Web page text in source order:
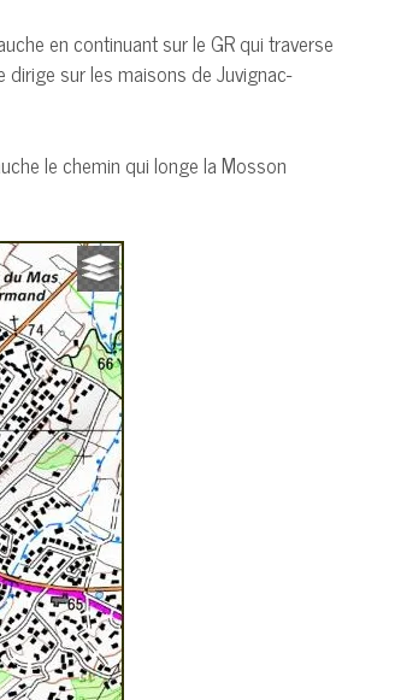
en continuant sur le GR qui traverse
dirige sur les maisons de Juvignac-
le chemin qui longe la Mosson